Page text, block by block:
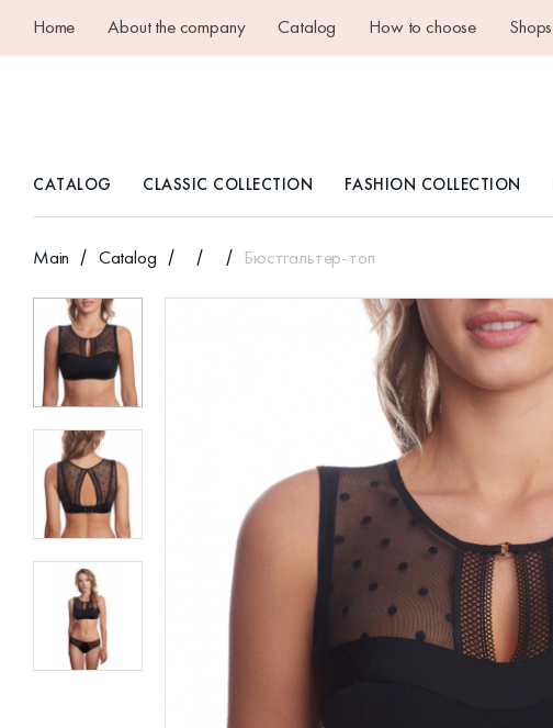
Home About the company Catalog How to choose Shops
CATALOG CLASSIC COLLECTION FASHION COLLECTION
Main Catalog Бюстгальтер-топ